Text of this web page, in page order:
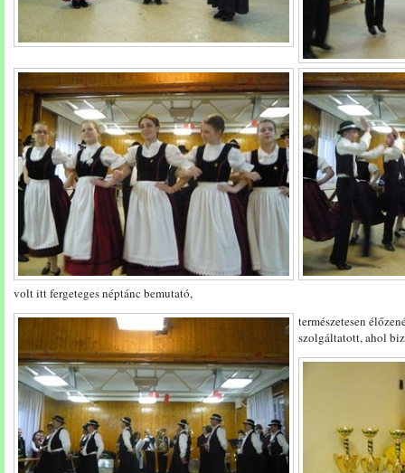
volt itt fergeteges néptánc bemutató,
természetesen
szolgáltatott, ahol